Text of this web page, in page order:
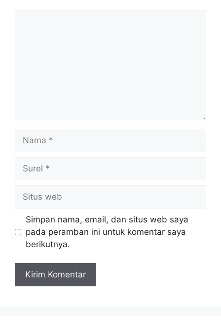
web
Simpan nama, email, dan situs web saya
pada peramban ini untuk komentar saya
berikutnya.